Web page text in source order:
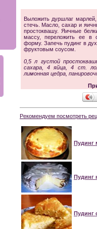
Выложить дуршлаг
стечь. Масло, сахар и
простоквашу. Яичные
массу, переложить ее в
форму. Запечь пудинг в
фруктовым соусом.
0,5 л густой
сахара, 4 яйца, 4 ст.
лимонная цедра,
Рекомендуем посмотреть
Пудинг
Пудинг
Пудинг